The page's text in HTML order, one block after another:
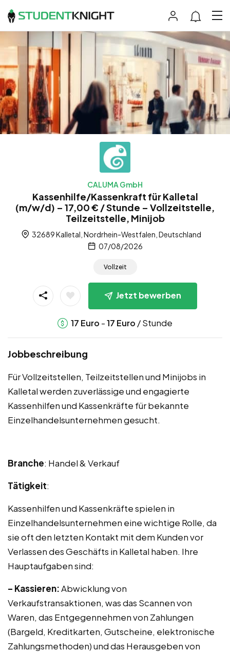
CALUMA GmbH
Kassenhilfe/Kassenkraft für Kalletal
(m/w/d) – 17,00 € / Stunde – Vollzeitstelle,
Teilzeitstelle, Minijob
32689 Kalletal, Nordrhein-Westfalen, Deutschland
07/08/2026
Vollzeit
Jetzt bewerben
17 Euro -17 Euro / Stunde
Jobbeschreibung
Für Vollzeitstellen, Teilzeitstellen und Minijobs in
Kalletal werden zuverlässige und engagierte
Kassenhilfen und Kassenkräfte für bekannte
Einzelhandelsunternehmen gesucht.
Branche: Handel & Verkauf
Tätigkeit:
Kassenhilfen und Kassenkräfte spielen in
Einzelhandelsunternehmen eine wichtige Rolle, da
sie oft den letzten Kontakt mit dem Kunden vor
Verlassen des Geschäfts in Kalletal haben. Ihre
Hauptaufgaben sind:
– Kassieren:Abwicklung von
Verkaufstransaktionen, was das Scannen von
Waren, das Entgegennehmen von Zahlungen
(Bargeld, Kreditkarten, Gutscheine, elektronische
Zahlungsmethoden) und das Herausgeben von